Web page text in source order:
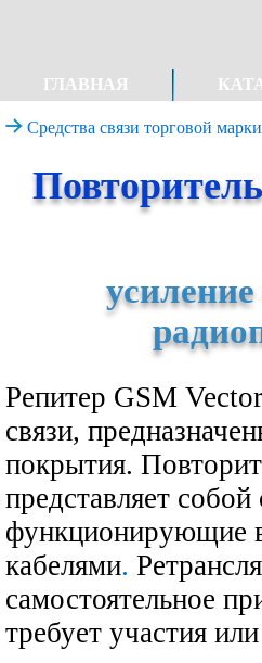
ГЛАВНАЯ
Средства связи торговой
Репитер GSM
связи,
покрытия.
представляет
функционирующие
кабелями.
самостоятельное
требует участия